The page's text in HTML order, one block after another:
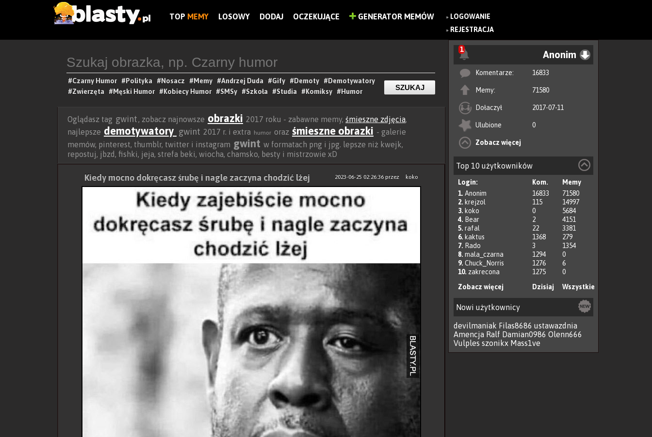
TOP MEMY LOSOWY DODAJ OCZEKUJĄCE GENERATOR MEMÓW » LOGOWANIE
» REJESTRACJA
1 Anonim
Komentarze: 16833
Memy: 71580
Dołaczył 2017-07-11
Ulubione 0
Zobacz więcej
Top 10 użytkowników
Login: Kom.
Memy
1. Anonim 16833
71580
2. krejzol 115
14997
3. koko 0
5684
4. Bear 2
4151
5. rafal 22
3381
6. kaktus 1368
279
7. Rado 3
1354
8. mala_czarna 1294
0
9. Chuck_Norris 1276
6
10. zakrecona 1275
0
Zobacz więcej
Dzisiaj Wszystkie
Nowi użytkownicy
devilmaniak Filas8686 ustawazdnia
Amencja Ralf Damian0986 Olenn666
Vulples szonikx Mass1ve
#Czarny Humor #Polityka #Nosacz #Memy #Andrzej Duda #Gify #Demoty
#Demotywatory
#Zwierzęta
#Męski Humor #Kobiecy Humor #SMSy #Szkoła #Studia #Komiksy #Humor
Oglądasz tag gwint, zobacz najnowsze obrazki 2017 roku - zabawne memy, śmieszne zdjęcia,
najlepsze demotywatory gwint 2017 r. i extra humor oraz śmieszne obrazki - galerie
memów, pinterest, thumblr, twitter i instagram gwint w formatach png i jpg. lepsze niż kwejk,
repostuj, jbzd, fishki, jeja, strefa beki, wiocha, chamsko, besty i mistrzowie xD
2023-06-25 02:26:36przez koko
Kiedy mocno dokręcasz śrubę i nagle zaczyna chodzić lżej